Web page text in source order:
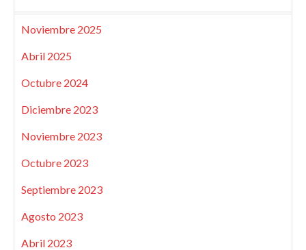
Noviembre 2025
Abril 2025
Octubre 2024
Diciembre 2023
Noviembre 2023
Octubre 2023
Septiembre 2023
Agosto 2023
Abril 2023